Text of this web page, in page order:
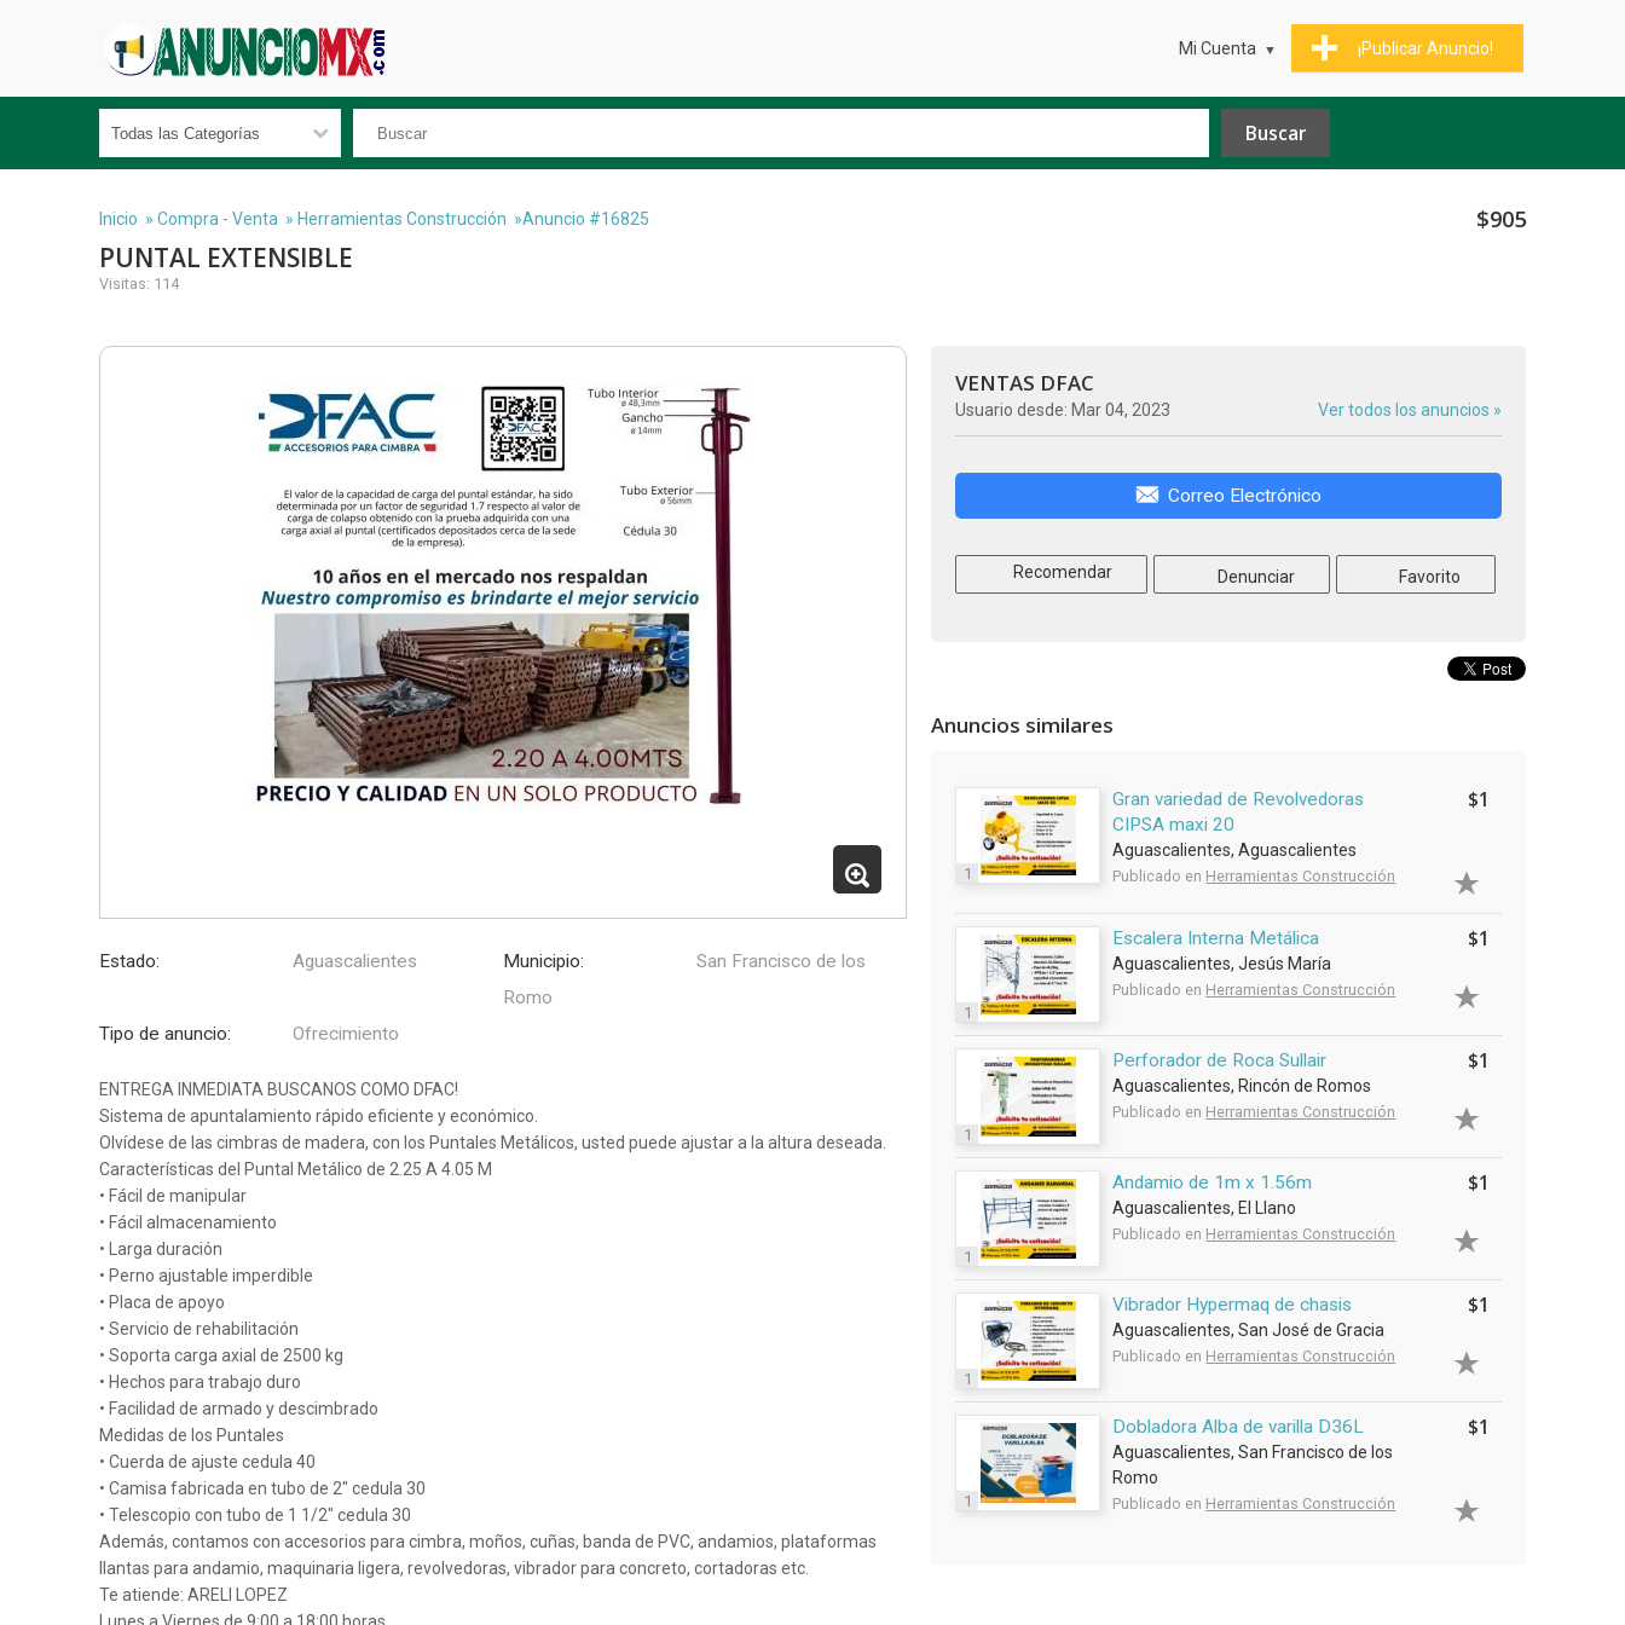
¡Publicar Anuncio!
Mi Cuenta
Inicio » Compra - Venta » Herramientas Construcción »Anuncio #16825 $905
PUNTAL EXTENSIBLE
Visitas: 114
Estado: Aguascalientes Municipio:
San Francisco de los
Romo
Tipo de anuncio:
Ofrecimiento
ENTREGA INMEDIATA BUSCANOS COMO DFAC!
Sistema de apuntalamiento rápido eficiente y económico.
Olvídese de las cimbras de madera, con los Puntales Metálicos, usted puede ajustar a la altura deseada.
Características del Puntal Metálico de 2.25 A 4.05 M
• Fácil de manipular
• Fácil almacenamiento
• Larga duración
• Perno ajustable imperdible
• Placa de apoyo
• Servicio de rehabilitación
• Soporta carga axial de 2500 kg
• Hechos para trabajo duro
• Facilidad de armado y descimbrado
Medidas de los Puntales
• Cuerda de ajuste cedula 40
• Camisa fabricada en tubo de 2" cedula 30
• Telescopio con tubo de 1 1/2" cedula 30
Además, contamos con accesorios para cimbra, moños, cuñas, banda de PVC, andamios, plataformas
llantas para andamio, maquinaria ligera, revolvedoras, vibrador para concreto, cortadoras etc.
Te atiende: ARELI LOPEZ
VENTAS DFAC
Usuario desde: Mar 04, 2023 Ver todos los anuncios »
Correo Electrónico
Recomendar Denunciar Favorito
Anuncios similares
1
Gran variedad de Revolvedoras
CIPSA maxi 20
Aguascalientes, Aguascalientes
Publicado en Herramientas Construcción
$1
1
Escalera Interna Metálica
Aguascalientes, Jesús María
Publicado en Herramientas Construcción
$1
1
Perforador de Roca Sullair
Aguascalientes, Rincón de Romos
Publicado en Herramientas Construcción
$1
1
Andamio de 1m x 1.56m
Aguascalientes, El Llano
Publicado en Herramientas Construcción
$1
1
Vibrador Hypermaq de chasis
Aguascalientes, San José de Gracia
Publicado en Herramientas Construcción
$1
1
Dobladora Alba de varilla D36L
Aguascalientes, San Francisco de los
Romo
Publicado en Herramientas Construcción
$1